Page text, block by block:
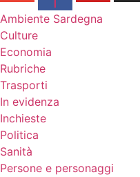
Ambiente Sardegna
Culture
Economia
Rubriche
Trasporti
In evidenza
Inchieste
Politica
Sanità
Persone e personaggi